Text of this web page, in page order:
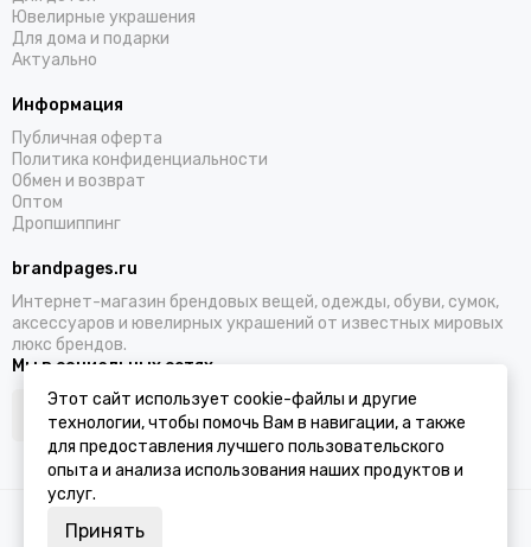
Ювелирные украшения
Для дома и подарки
Актуально
Информация
Публичная оферта
Политика конфиденциальности
Обмен и возврат
Оптом
Дропшиппинг
brandpages.ru
Интернет-магазин брендовых вещей, одежды, обуви, сумок,
аксессуаров и ювелирных украшений от известных мировых
люкс брендов.
Мы в социальных сетях
Этот сайт использует cookie-файлы и другие
технологии, чтобы помочь Вам в навигации, а также
для предоставления лучшего пользовательского
опыта и анализа использования наших продуктов и
услуг.
Принять